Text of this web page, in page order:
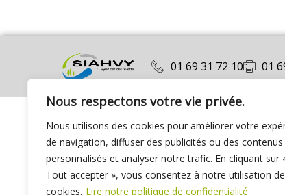
Nous respectons votre vie privée.
Nous utilisons des cookies pour améliorer votre
de navigation, diffuser des publicités ou des contenus
personnalisés et analyser notre trafic. En cliquant sur
Tout accepter », vous consentez à notre utilisation
cookies. Lire notre politique de confidentialité
01 69 31 72 10 01